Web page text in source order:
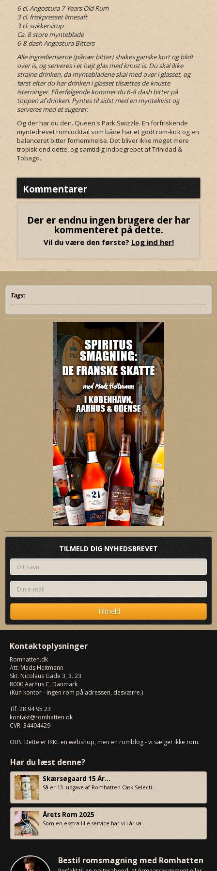
6 cl. Angostura 7 Years Old Rum
3 cl. friskpresset limesaft
3 cl. sukkersirup
Ca. 8 store mynteblade
6-8 dash Angostura Bitters
Alle ingredienserne (pånær bitter) shakes ganske kort og blidt
over is, og serveres i et højt glas med knust is. Du skal ikke
straine drinken, da myntebladene skal med over i glasset, og
først efter du har drinken i glasset tilsættes de knuste
isterninger. Efterfølgende kommer du 6-8 dash bitter på
toppen af drinken. Pyntes til sidst med en myntekvist og
serveres med et sugerør.
Og der har du den. Queen's Park Swizzle. En forfriskende
myntedrevet romcocktail som både har et godt rom-kick og en
balanceret bitter fornemmelse. Det bliver ikke meget mere
tropisk end dette, og samtidig indbegrebet af Trinidad &
Tobago.
Kommentarer
Der er endnu ingen brugere der har
kommenteret på dette.
Vil du være den første? Log ind her!
Tags:
TILMELD DIG NYHEDSBREVET
Kontaktoplysninger
Romhatten.dk
Att: Mads Heitmann
Skt. Nicolaus Gade 3, 3. 23
8000Aarhus C, Danmark
(Kun kontor - ingen rom på adressen, desværre.)
Tlf. 28 94 95 23
kontakt@romhatten.dk
CVR: 34404429
OBS: Dette er IKKE en webshop, men en romblog - vi sælger ikke rom.
Har du læst denne?
Skærsøgaard 15 År...
Så er 13. udgave af Romhatten Cask Selecti...
Årets Rom 2025
Som en ekstra lille service har vi i år va...
Bestil romsmagning med Romhatten